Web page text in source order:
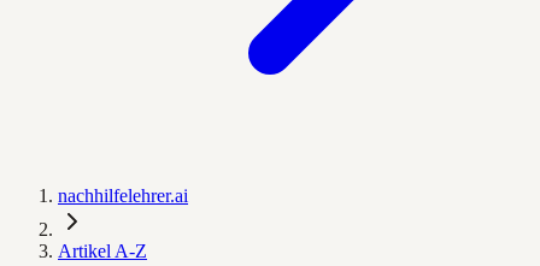
nachhilfelehrer.ai
Artikel A-Z